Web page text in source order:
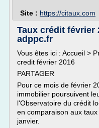
Site : https://citaux.com
Taux crédit février
adppc.fr
Vous êtes ici : Accueil >
credit février 2016
PARTAGER
Pour ce mois de février
immobilier poursuivent
l'Observatoire du crédit
en comparaison aux
janvier.